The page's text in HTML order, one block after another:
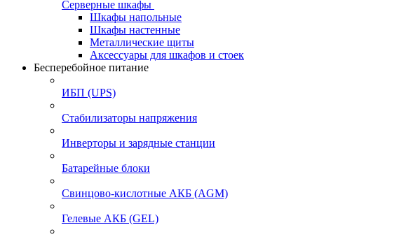
Серверные шкафы
Шкафы напольные
Шкафы настенные
Металлические щиты
Аксессуары для шкафов и стоек
Бесперебойное питание
ИБП (UPS)
Стабилизаторы напряжения
Инверторы и зарядные станции
Батарейные блоки
Свинцово-кислотные АКБ (AGM)
Гелевые АКБ (GEL)